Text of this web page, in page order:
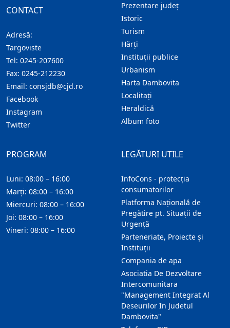
CONTACT
Adresă:
Targoviste
Tel: 0245-207600
Fax: 0245-212230
Email: consjdb@cjd.ro
Facebook
Instagram
Twitter
Prezentare judeţ
Istoric
Turism
Hărţi
Instituţii publice
Urbanism
Harta Dambovita
Localitaţi
Heraldică
Album foto
LEGĂTURI UTILE
InfoCons - protecția
consumatorilor
Platforma Națională de
Pregătire pt. Situații de
Urgență
Parteneriate, Proiecte și
Instituții
Compania de apa
Asociatia De Dezvoltare
Intercomunitara
"Management Integrat Al
Deseurilor In Judetul
Dambovita"
PROGRAM
Luni: 08:00 – 16:00
Marți: 08:00 – 16:00
Miercuri: 08:00 – 16:00
Joi: 08:00 – 16:00
Vineri: 08:00 – 16:00